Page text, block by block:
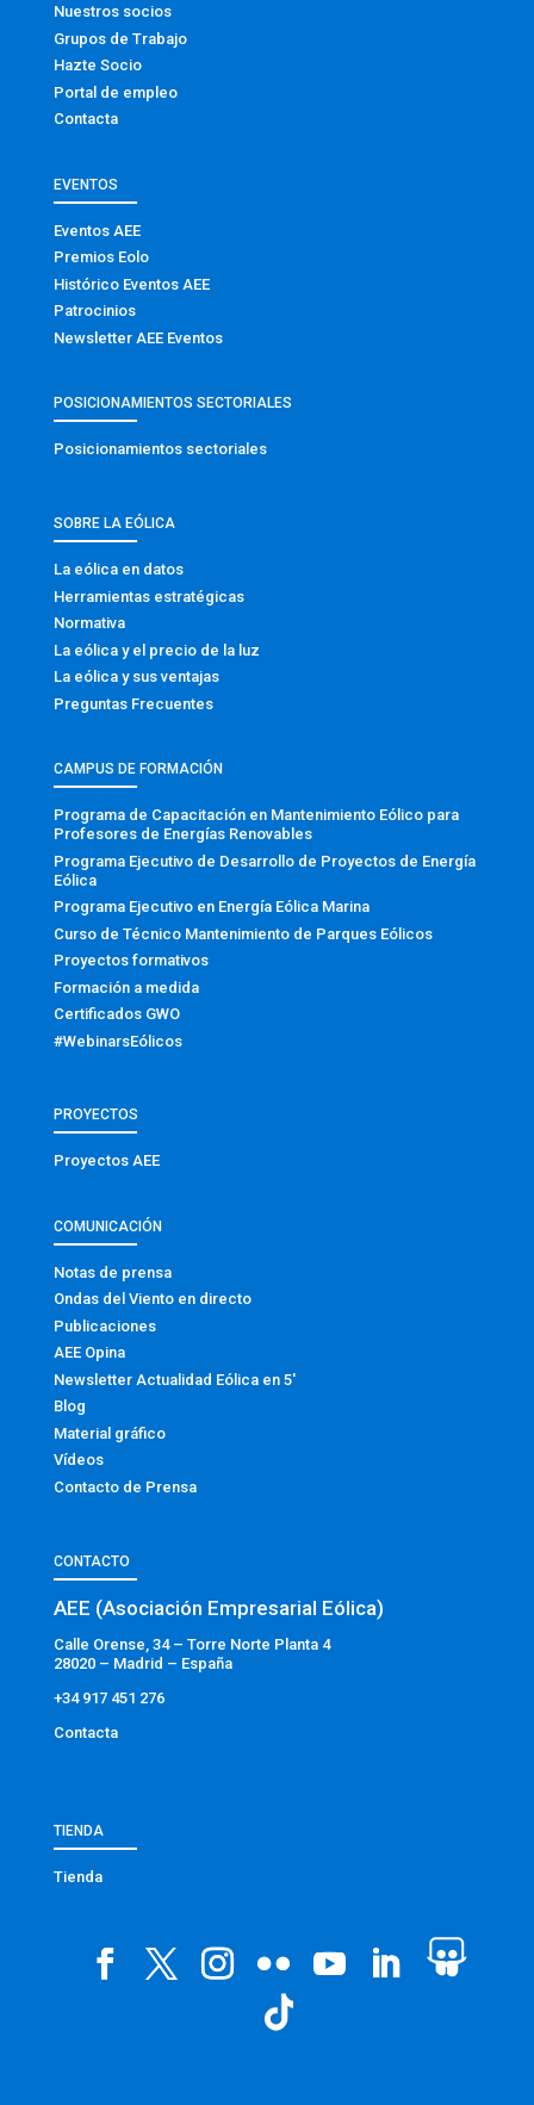
Nuestros socios
Grupos de Trabajo
Hazte Socio
Portal de empleo
Contacta
EVENTOS
Eventos AEE
Premios Eolo
Histórico Eventos AEE
Patrocinios
Newsletter AEE Eventos
POSICIONAMIENTOS SECTORIALES
Posicionamientos sectoriales
SOBRE LA EÓLICA
La eólica en datos
Herramientas estratégicas
Normativa
La eólica y el precio de la luz
La eólica y sus ventajas
Preguntas Frecuentes
CAMPUS DE FORMACIÓN
Programa de Capacitación en Mantenimiento Eólico para
Profesores de Energías Renovables
Programa Ejecutivo de Desarrollo de Proyectos de Energía
Eólica
Programa Ejecutivo en Energía Eólica Marina
Curso de Técnico Mantenimiento de Parques Eólicos
Proyectos formativos
Formación a medida
Certificados GWO
#WebinarsEólicos
PROYECTOS
Proyectos AEE
COMUNICACIÓN
Notas de prensa
Ondas del Viento en directo
Publicaciones
AEE Opina
Newsletter Actualidad Eólica en 5′
Blog
Material gráfico
Vídeos
Contacto de Prensa
CONTACTO
AEE (Asociación Empresarial Eólica)
Calle Orense, 34 – Torre Norte Planta 4
28020 – Madrid – España
+34 917 451 276
Contacta
TIENDA
Tienda